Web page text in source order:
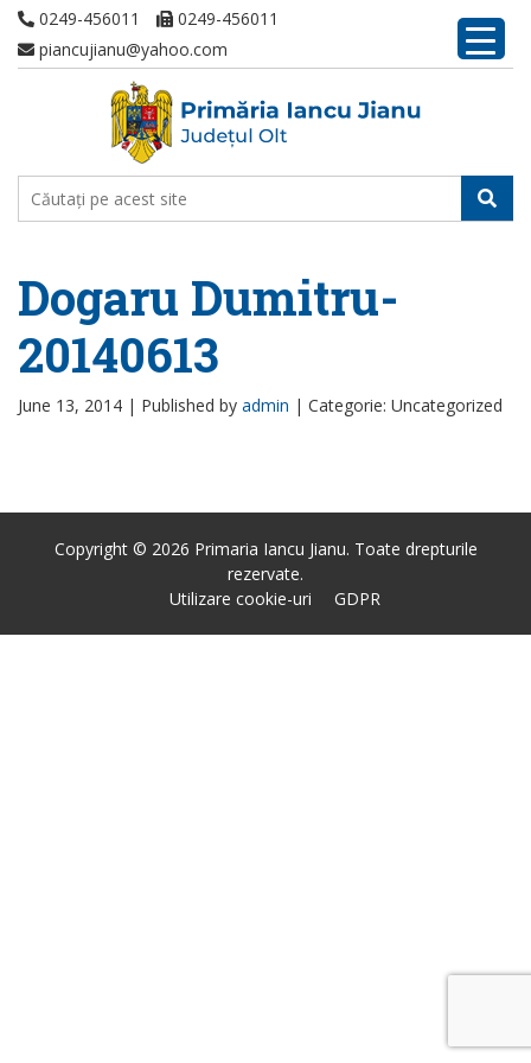
0249-456011
0249-456011
piancujianu@yahoo.com
Dogaru Dumitru-
20140613
June 13, 2014 | Published by admin | Categorie: Uncategorized
Copyright © 2026 Primaria Iancu Jianu. Toate drepturile
rezervate.
Utilizare cookie-uri
GDPR